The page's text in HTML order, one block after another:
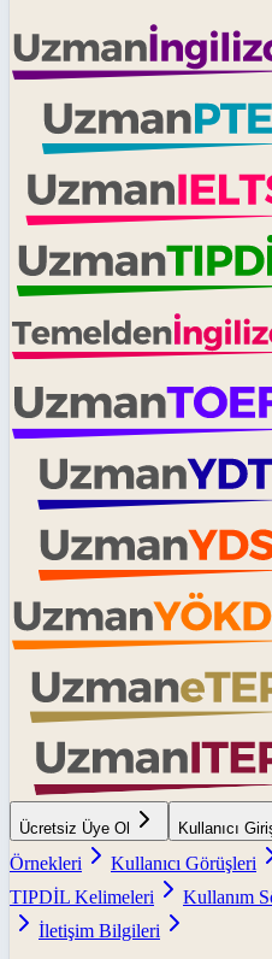
Ücretsiz Üye Ol Kullanıcı
Örnekleri
Kullanıcı Görüşleri
TIPDİL Kelimeleri
Kullanım
İletişim Bilgileri